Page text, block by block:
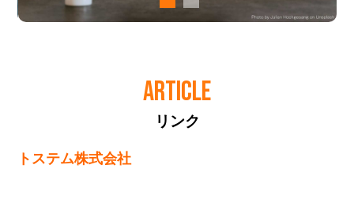
ARTICLE
リンク